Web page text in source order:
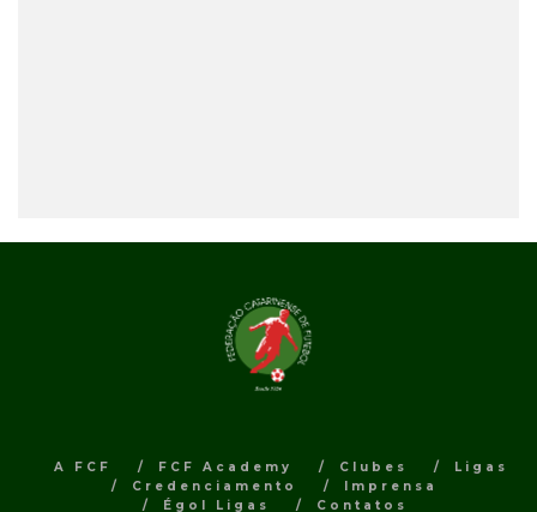
A FCF FCF Academy Clubes
Ligas
Credenciamento
Imprensa
Égol Ligas
Contatos